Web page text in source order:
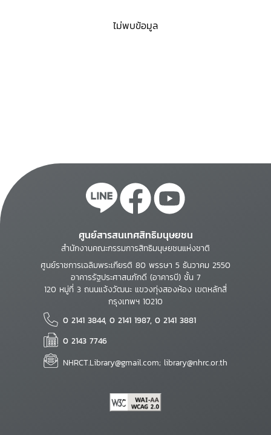
ไม่พบข้อมูล
ศูนย์สารสนเทศสิทธิมนุษยชน
สำนักงานคณะกรรมการสิทธิมนุษยชนแห่งชาติ
ศูนย์ราชการเฉลิมพระเกียรติ 80 พรรษา 5 ธันวาคม 2550
อาคารรัฐประศาสนภักดี (อาคารบี) ชั้น 7
120 หมู่ที่ 3 ถนนแจ้งวัฒนะ แขวงทุ่งสองห้อง เขตหลักสี่
กรุงเทพฯ 10210
0 2141 3844, 0 2141 1987, 0 2141 3881
0 2143 7746
NHRCT.Library@gmail.com; library@nhrc.or.th